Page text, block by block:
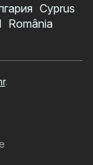
Cyprus
România
.